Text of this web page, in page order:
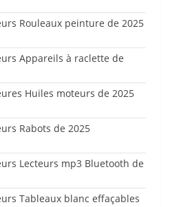
Rouleaux peinture de 2025
Appareils à raclette de
Huiles moteurs de 2025
Rabots de 2025
Lecteurs mp3 Bluetooth de
Tableaux blanc effaçables